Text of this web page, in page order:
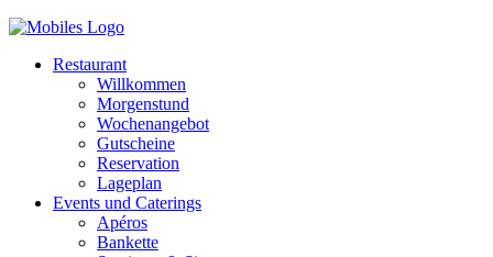
Restaurant
Willkommen
Morgenstund
Wochenangebot
Gutscheine
Reservation
Lageplan
Events und Caterings
Apéros
Bankette